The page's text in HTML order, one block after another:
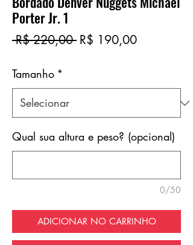
Porter Jr. 1
R$ 220,00 Preço
R$ 190,00Preço
Tamanho *
Qual sua altura e peso? (opcional)
0/50
ADICIONAR NO CARRINHO